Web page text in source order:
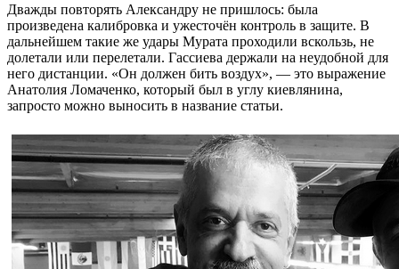
Дважды повторять Александру не пришлось: была
произведена калибровка и ужесточён контроль в защите. В
дальнейшем такие же удары Мурата проходили вскользь, не
долетали или перелетали. Гассиева держали на неудобной для
него дистанции. «Он должен бить воздух», — это выражение
Анатолия Ломаченко, который был в углу киевлянина,
запросто можно выносить в название статьи.